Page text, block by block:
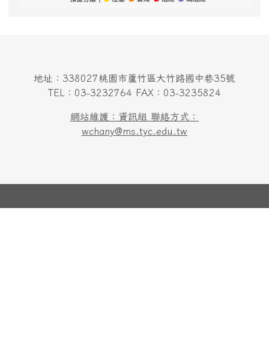
地址：338027桃園市蘆竹區大竹路國中巷35號
TEL：03-3232764 FAX：03-3235824
網站維護：資訊組 聯絡方式：
wchany@ms.tyc.edu.tw